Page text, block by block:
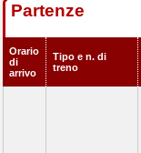
Partenze
Orario
di
arrivo
Tipo e n. di
treno